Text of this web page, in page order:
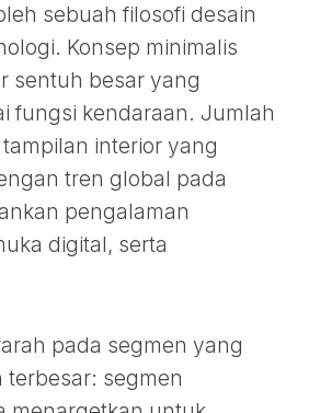
sebuah filosofi desain
Konsep minimalis
sentuh besar yang
fungsi kendaraan. Jumlah
interior yang
tren global pada
pengalaman
digital, serta
pada segmen yang
segmen